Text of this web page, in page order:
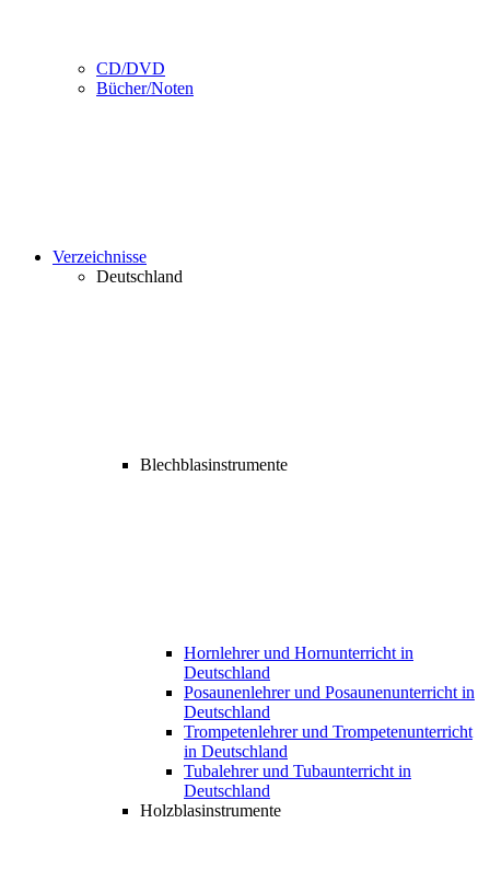
CD/DVD
Bücher/Noten
Verzeichnisse
Deutschland
Blechblasinstrumente
Hornlehrer und Hornunterricht in
Deutschland
Posaunenlehrer und Posaunenunterricht in
Deutschland
Trompetenlehrer und Trompetenunterricht
in Deutschland
Tubalehrer und Tubaunterricht in
Deutschland
Holzblasinstrumente